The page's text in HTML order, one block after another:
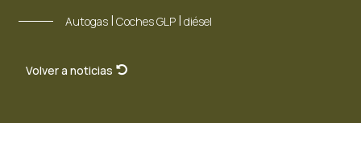
Autogas| Coches GLP| diésel
Volver a noticias